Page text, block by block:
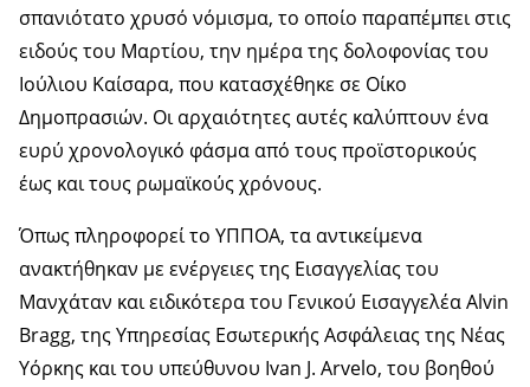
σπανιότατο χρυσό νόμισμα, το οποίο παραπέμπει στις
ειδούς του Μαρτίου, την ημέρα της δολοφονίας του
Ιούλιου Καίσαρα, που κατασχέθηκε σε Οίκο
Δημοπρασιών. Οι αρχαιότητες αυτές καλύπτουν ένα
ευρύ χρονολογικό φάσμα από τους προϊστορικούς
έως και τους ρωμαϊκούς χρόνους.
Όπως πληροφορεί το ΥΠΠΟΑ, τα αντικείμενα
ανακτήθηκαν με ενέργειες της Εισαγγελίας του
Μανχάταν και ειδικότερα του Γενικού Εισαγγελέα Alvin
Bragg, της Υπηρεσίας Εσωτερικής Ασφάλειας της Νέας
Υόρκης και του υπεύθυνου Ivan J. Arvelo, του βοηθού